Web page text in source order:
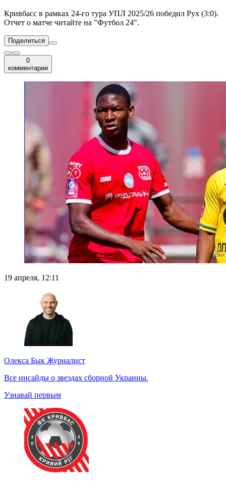
Кривбасс в рамках 24-го тура УПЛ 2025/26 победил Рух (3:0).
Отчет о матче читайте на "Футбол 24".
Поделиться
0
комментарии
19 апреля, 12:11
Олекса Бык Журналист
Все инсайды о звездах сборной Украины.
Узнавай первым